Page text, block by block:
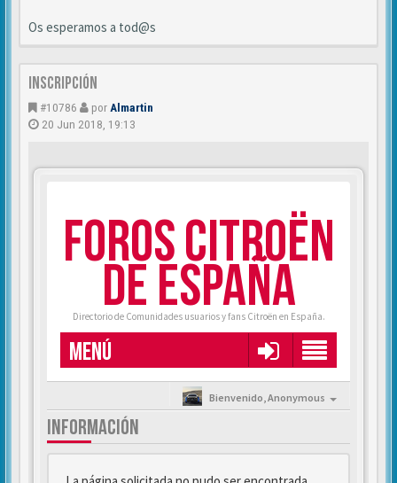
Os esperamos a tod@s
Inscripción
#10786 porAlmartin
20 Jun 2018, 19:13